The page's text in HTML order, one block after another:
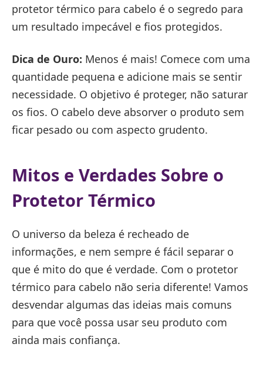
protetor térmico para cabelo é o segredo para
um resultado impecável e fios protegidos.
Dica de Ouro: Menos é mais! Comece com uma
quantidade pequena e adicione mais se sentir
necessidade. O objetivo é proteger, não saturar
os fios. O cabelo deve absorver o produto sem
ficar pesado ou com aspecto grudento.
Mitos e Verdades Sobre o
Protetor Térmico
O universo da beleza é recheado de
informações, e nem sempre é fácil separar o
que é mito do que é verdade. Com o protetor
térmico para cabelo não seria diferente! Vamos
desvendar algumas das ideias mais comuns
para que você possa usar seu produto com
ainda mais confiança.